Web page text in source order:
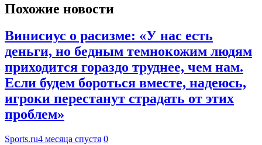
Похожие новости
Винисиус о расизме: «У нас есть
деньги, но бедным темнокожим людям
приходится гораздо труднее, чем нам.
Если будем бороться вместе, надеюсь,
игроки перестанут страдать от этих
проблем»
Sports.ru4 месяца спустя 0